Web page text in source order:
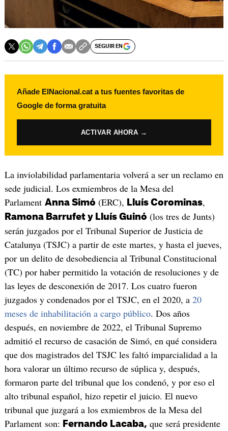
SEGUIR EN
Añade ElNacional.cat a tus fuentes favoritas de
Google de forma gratuita
ACTIVAR AHORA →
La inviolabilidad parlamentaria volverá a ser un reclamo en
sede judicial. Los exmiembros de la Mesa del
Parlament Anna Simó (ERC), Lluís Corominas,
Ramona Barrufet y Lluís Guinó (los tres de Junts)
serán juzgados por el Tribunal Superior de Justicia de
Catalunya (TSJC) a partir de este martes, y hasta el jueves,
por un delito de desobediencia al Tribunal Constitucional
(TC) por haber permitido la votación de resoluciones y de
las leyes de desconexión de 2017. Los cuatro fueron
juzgados y condenados por el TSJC, en el 2020, a 20
meses de inhabilitación a cargo público. Dos años
después, en noviembre de 2022, el Tribunal Supremo
admitió el recurso de casación de Simó, en qué considera
que dos magistrados del TSJC les faltó imparcialidad a la
hora valorar un último recurso de súplica y, después,
formaron parte del tribunal que los condenó, y por eso el
alto tribunal español, hizo repetir el juicio. El nuevo
tribunal que juzgará a los exmiembros de la Mesa del
Parlament son: Fernando Lacaba, que será presidente